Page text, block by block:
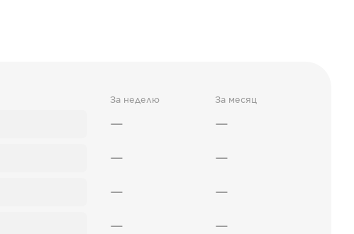
За неделю За месяц
— —
— —
— —
— —